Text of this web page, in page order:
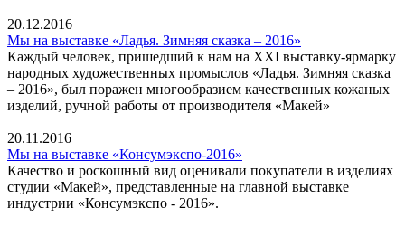
20.12.2016
Мы на выставке «Ладья. Зимняя сказка – 2016»
Каждый человек, пришедший к нам на XXI выставку-ярмарку
народных художественных промыслов «Ладья. Зимняя сказка
– 2016», был поражен многообразием качественных кожаных
изделий, ручной работы от производителя «Макей»
20.11.2016
Мы на выставке «Консумэкспо-2016»
Качество и роскошный вид оценивали покупатели в изделиях
студии «Макей», представленные на главной выставке
индустрии «Консумэкспо - 2016».